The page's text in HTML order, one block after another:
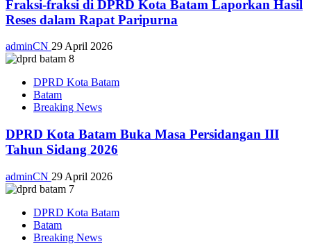
Fraksi-fraksi di DPRD Kota Batam Laporkan Hasil
Reses dalam Rapat Paripurna
adminCN 29 April 2026
DPRD Kota Batam
Batam
Breaking News
DPRD Kota Batam Buka Masa Persidangan III
Tahun Sidang 2026
adminCN 29 April 2026
DPRD Kota Batam
Batam
Breaking News